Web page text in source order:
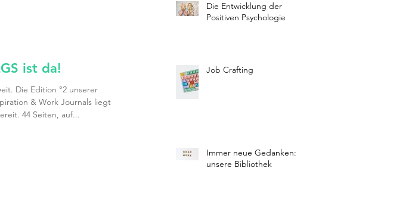
ist da!
Die Edition °2 unserer
& Work Journals liegt
44 Seiten, auf...
Die Entwicklung der
Positiven Psychologie
Job Crafting
Immer neue Gedanken:
unsere Bibliothek